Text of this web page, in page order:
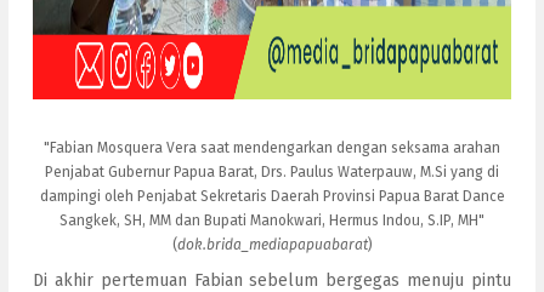
"Fabian Mosquera Vera saat mendengarkan dengan seksama arahan
Penjabat Gubernur Papua Barat, Drs. Paulus Waterpauw, M.Si yang di
dampingi oleh Penjabat Sekretaris Daerah Provinsi Papua Barat Dance
Sangkek, SH, MM dan Bupati Manokwari, Hermus Indou, S.IP, MH"
(dok.brida_mediapapuabarat)
Di akhir pertemuan Fabian sebelum bergegas menuju pintu